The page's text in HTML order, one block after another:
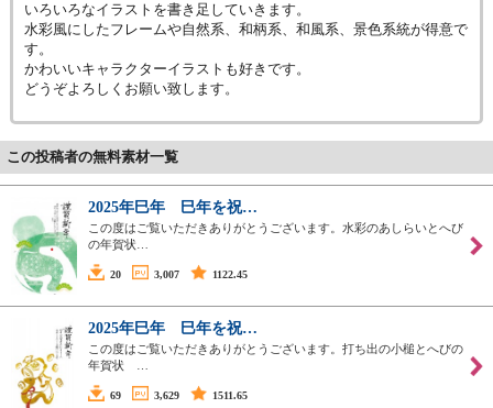
いろいろなイラストを書き足していきます。
水彩風にしたフレームや自然系、和柄系、和風系、景色系統が得意で
す。
かわいいキャラクターイラストも好きです。
どうぞよろしくお願い致します。
この投稿者の無料素材一覧
2025年巳年 巳年を祝…
この度はご覧いただきありがとうございます。水彩のあしらいとへび
の年賀状…
20 3,007 1122.45
2025年巳年 巳年を祝…
この度はご覧いただきありがとうございます。打ち出の小槌とへびの
年賀状 …
69 3,629 1511.65